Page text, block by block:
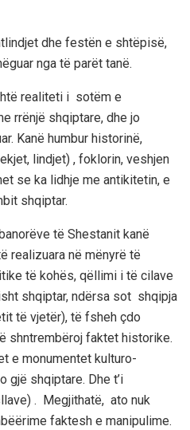
dhe festën e shtëpisë,
nga të parët tanë.
realiteti i sotëm e
rrënjë shqiptare, dhe jo
Kanë humbur historinë,
lindjet) , foklorin, veshjen
se ka lidhje me antikitetin, e
shqiptar.
të Shestanit kanë
realizuara në mënyrë të
të kohës, qëllimi i të cilave
shqiptar, ndërsa sot shqipja
të vjetër), të fsheh çdo
shntrembëroj faktet historike.
e monumentet kulturo-
gjë shqiptare. Dhe t’i
. Megjithatë, ato nuk
faktesh e manipulime.